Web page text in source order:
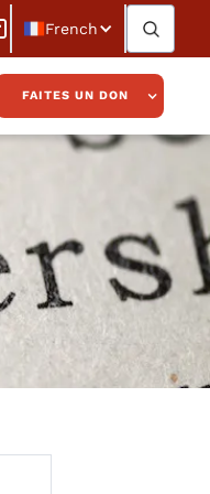
French
FAITES UN DON